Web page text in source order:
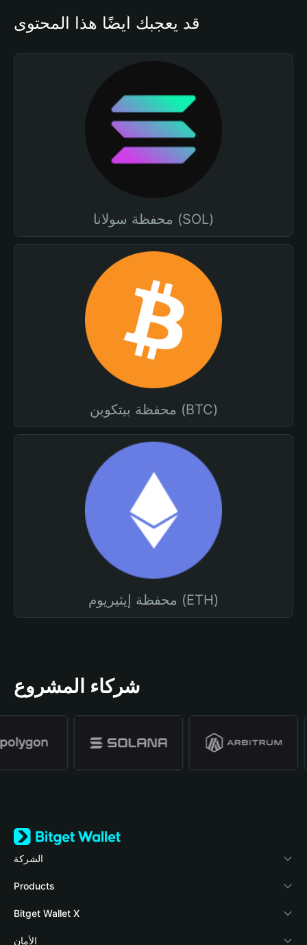
قد يعجبك أيضًا هذا المحتوى
محفظة سولانا (SOL)
محفظة بيتكوين (BTC)
محفظة إيثيريوم (ETH)
شركاء المشروع
الشركة
المدونة
الأكاديمية
Products
Crypto Card
Stablecoin Earn
Bitget Wallet X
المطورون
الأمان